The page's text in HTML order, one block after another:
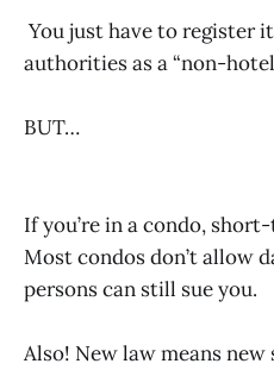
You just have to register
authorities as a “non-
BUT…
If you’re in a condo,
Most condos don’t allow
persons can still sue you.
Also! New law means